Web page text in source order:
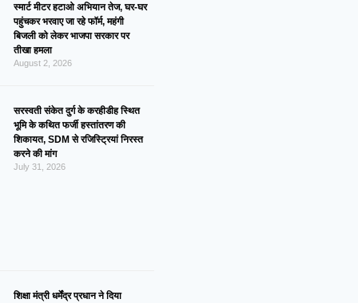
स्मार्ट मीटर हटाओ अभियान तेज, घर-घर
पहुंचकर भरवाए जा रहे फॉर्म, महंगी
बिजली को लेकर भाजपा सरकार पर
तीखा हमला
August 2, 2026
सरस्वती संकेत दुर्ग के करहीडीह स्थित
भूमि के कथित फर्जी हस्तांतरण की
शिकायत, SDM से रजिस्ट्रियां निरस्त
करने की मांग
July 31, 2026
शिक्षा मंत्री धर्मेंद्र प्रधान ने दिया